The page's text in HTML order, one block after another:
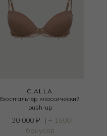
C.ALLA
Бюстгальтер классический
push-up
30 000 ₽ | + 1500
бонусов